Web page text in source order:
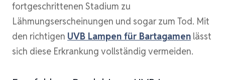
fortgeschrittenen Stadium zu
Lähmungserscheinungen und sogar zum Tod. Mit
den richtigen UVB Lampen für Bartagamen lässt
sich diese Erkrankung vollständig vermeiden.